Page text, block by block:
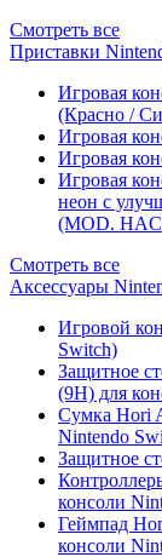
Смотреть все
Приставки
Игровая
(Красно /
Игровая
Игровая
Игровая
неон с
(MOD.
Смотреть все
Аксессуары
Игровой
Switch)
Защитное
(9H) для
Сумка Hori
Nintendo
Защитное
консоли
Геймпад
консоли